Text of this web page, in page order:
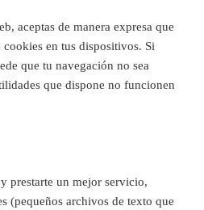
aceptas de manera expresa que
cookies en tus dispositivos. Si
que tu navegación no sea
que dispone no funcionen
prestarte un mejor servicio,
(pequeños archivos de texto que